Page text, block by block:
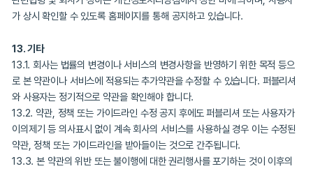
8.3. 회사는 제 1항 및 제 2항의 각호 규정에 의하여 광고 서비스를
게 공지하여 사용자에게 알리거나 서비스 내 공지사항 및 웹 페이지
는 방법으로 알립니다.
9. 서비스 종료
9.1. 서비스를 종료하고자 할 경우, 회사는 서비스를 종료하고자 하
터 3개월 이전에 본 약관 제3조 제4항에 규정된 통지방법을 준용하
셔 및 사용자에게 알려드립니다.